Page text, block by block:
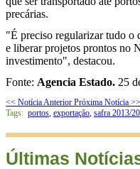
precárias.
"É preciso regularizar tudo o
e liberar projetos prontos no
investimento", destacou.
Fonte: Agencia Estado. 25
<< Notícia Anterior Próxima Notícia >>
Tags: portos, exportação, safra 2013/
Últimas